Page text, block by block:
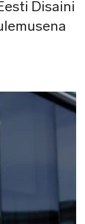
Disaini